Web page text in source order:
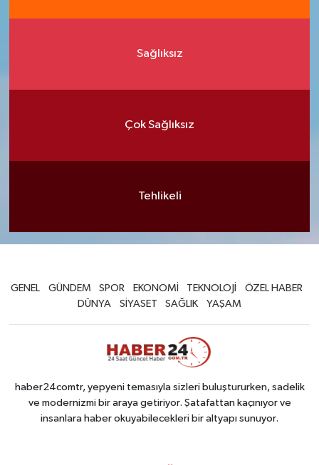
Sağlıksız
Çok Sağlıksız
Tehlikeli
GENEL GÜNDEM SPOR EKONOMİ TEKNOLOJİ
ÖZEL HABER
DÜNYA
SİYASET SAĞLIK YAŞAM
haber24comtr, yepyeni temasıyla sizleri buluştururken, sadelik
ve modernizmi bir araya getiriyor. Şatafattan kaçınıyor ve
insanlara haber okuyabilecekleri bir altyapı sunuyor.